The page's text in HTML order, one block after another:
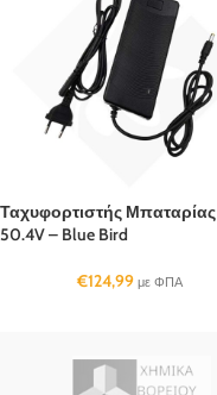
Ταχυφορτιστής Μπαταρίας
50.4V – Blue Bird
€124,99 με ΦΠΑ